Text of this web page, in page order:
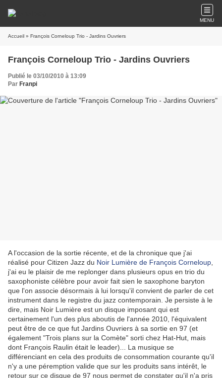
MENU
Accueil » François Corneloup Trio - Jardins Ouvriers
François Corneloup Trio - Jardins Ouvriers
Publié le 03/10/2010 à 13:09
Par Franpi
A l'occasion de la sortie récente, et de la chronique que j'ai
réalisé pour Citizen Jazz du Noir Lumière de François Corneloup
j'ai eu le plaisir de me replonger dans plusieurs opus en trio du
saxophoniste célèbre pour avoir fait sien le saxophone baryton
que l'on associe désormais à lui lorsqu'il convient de parler de cet
instrument dans le registre du jazz contemporain. Je persiste à le
dire, mais Noir Lumière est un disque imposant qui est
certainement l'un des plus aboutis de l'année 2010, l'équivalent
peut être de ce que fut Jardins Ouvriers à sa sortie en 97 (et
également "Trois plans sur la Comète" sorti chez Hat-Hut, mais
dont François Raulin était le leader)... La musique se
différenciant en cela des produits de consommation courante qu'il
n'y a une péremption valide que sur les produits sans intérêt, le
retour sur ce disque de 97 nous permet de constater qu'il n'a pris